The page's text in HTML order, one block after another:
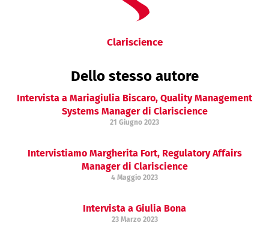
Clariscience
Intervista a Mariagiulia Biscaro, Quality Management
Systems Manager di Clariscience
21 Giugno 2023
Intervistiamo Margherita Fort, Regulatory Affairs
Manager di Clariscience
4 Maggio 2023
Intervista a Giulia Bona
23 Marzo 2023